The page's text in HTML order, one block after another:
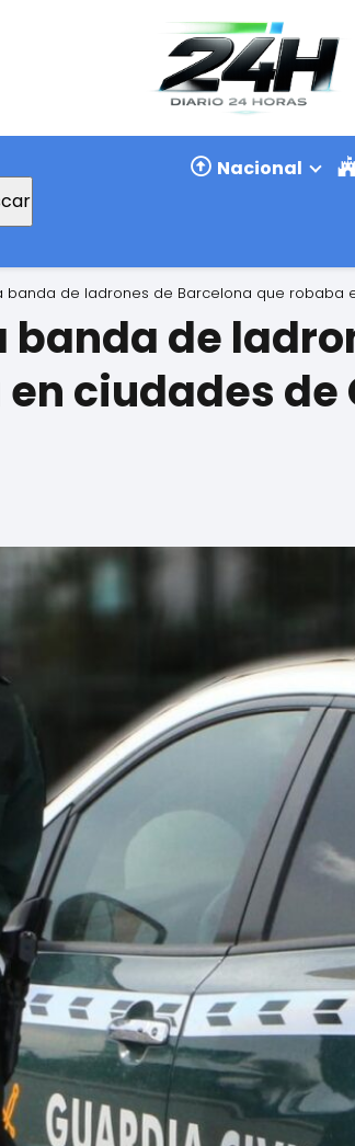
Nacional
banda de ladrones de Barcelona que robaba
banda de
ciudades de